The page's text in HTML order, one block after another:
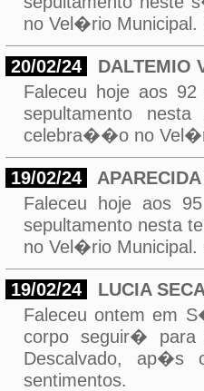
no Vel�rio
20/02/24
DALTEMIO
Faleceu hoje aos
sepultamento
celebra��o no
19/02/24
Faleceu hoje aos
sepultamento nesta
no Vel�rio
19/02/24
LUCIA
Faleceu ontem em
corpo seguir�
Descalvado,
sentimentos.